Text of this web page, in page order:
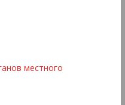
местного